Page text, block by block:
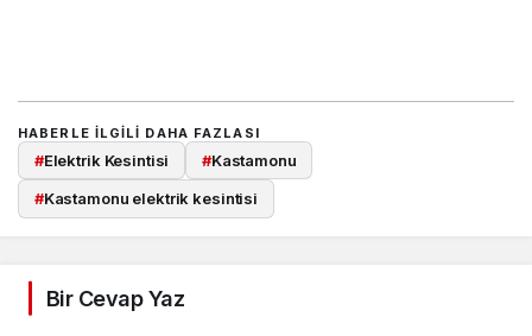
HABERLE ILGILI DAHA FAZLASI
#Elektrik Kesintisi #Kastamonu
#Kastamonu elektrik kesintisi
Bir Cevap Yaz